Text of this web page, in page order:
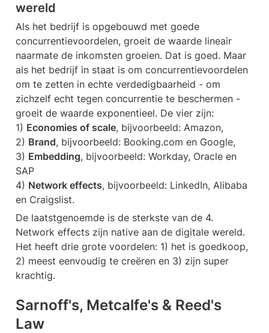
wereld
Als het bedrijf is opgebouwd met goede
concurrentievoordelen, groeit de waarde lineair
naarmate de inkomsten groeien. Dat is goed. Maar
als het bedrijf in staat is om concurrentievoordelen
om te zetten in echte verdedigbaarheid - om
zichzelf echt tegen concurrentie te beschermen -
groeit de waarde exponentieel. De vier zijn:
1) Economies of scale, bijvoorbeeld: Amazon,
2) Brand, bijvoorbeeld: Booking.com en Google,
3) Embedding, bijvoorbeeld: Workday, Oracle en
SAP
4) Network effects, bijvoorbeeld: LinkedIn, Alibaba
en Craigslist.
De laatstgenoemde is de sterkste van de 4.
Network effects zijn native aan de digitale wereld.
Het heeft drie grote voordelen: 1) het is goedkoop,
2) meest eenvoudig te creëren en 3) zijn super
krachtig.
Sarnoff's, Metcalfe's & Reed's
Law